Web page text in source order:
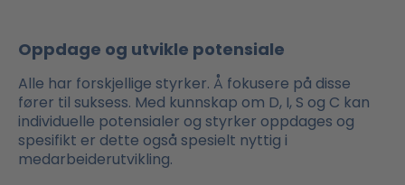
Oppdage og utvikle potensiale
Alle har forskjellige styrker. Å fokusere på disse
fører til suksess. Med kunnskap om D, I, S og C kan
individuelle potensialer og styrker oppdages og
spesifikt er dette også spesielt nyttig i
medarbeiderutvikling.